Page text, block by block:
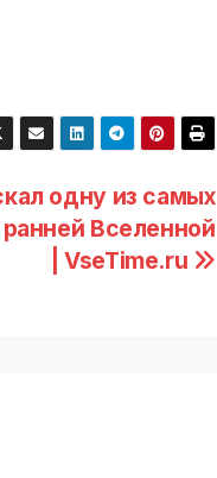
одну из самых
Вселенной
| VseTime.ru